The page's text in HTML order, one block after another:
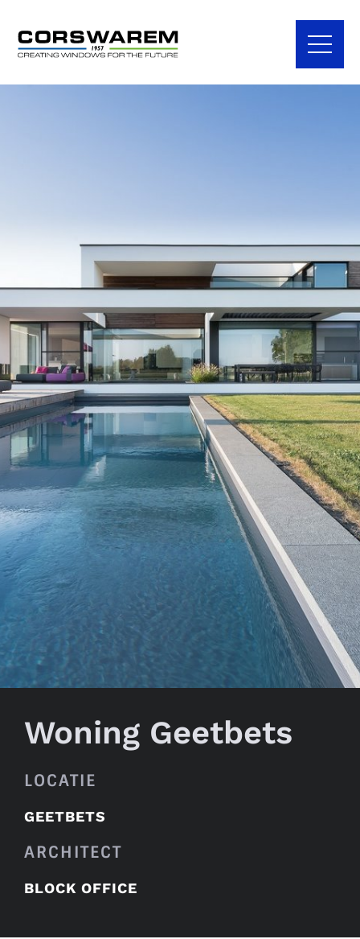
Woning Geetbets
LOCATIE
GEETBETS
ARCHITECT
BLOCK OFFICE